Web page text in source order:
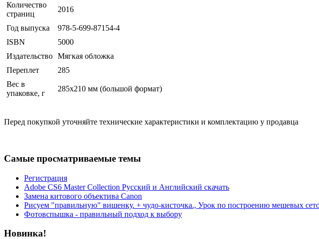
Количество
страниц
2016
Год выпуска
978-5-699-87154-4
ISBN
5000
Издательство Мягкая обложка
Переплет
285
Вес в
упаковке, г
285x210 мм (большой формат)
Перед покупкой уточняйте технические характеристики и комплектацию у продавца
Самые просматриваемые темы
Регистрация
Adobe CS6 Master Collection Русский и Английский скачать
Замена китового объектива Canon
Рисуем "правильную" вишенку. + чудо-кисточка., Урок по построению мешевых
Фотовспышка - правильный подход к выбору
Новинка!